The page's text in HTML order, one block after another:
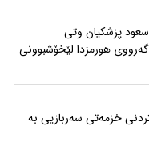
پزشكیان وتی
هورمزدا لێخۆشبوونی
خزمەتی سەربازیی بە